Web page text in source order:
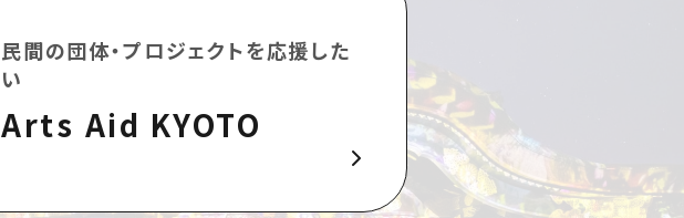
民間の団体・プロジェクトを応援した
い
Arts Aid KYOTO